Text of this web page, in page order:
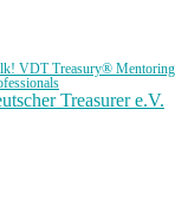
VDT Treasury®
Treasurer e.V.